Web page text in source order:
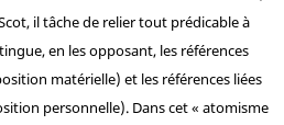
il tâche de relier tout prédicable à
en les opposant, les références
matérielle) et les références liées
personnelle). Dans cet « atomisme